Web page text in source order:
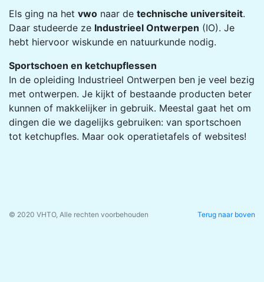
Els ging na het vwo naar de technische universiteit.
Daar studeerde ze Industrieel Ontwerpen (IO). Je
hebt hiervoor wiskunde en natuurkunde nodig.
Sportschoen en ketchupflessen
In de opleiding Industrieel Ontwerpen ben je veel bezig
met ontwerpen. Je kijkt of bestaande producten beter
kunnen of makkelijker in gebruik. Meestal gaat het om
dingen die we dagelijks gebruiken: van sportschoen
tot ketchupfles. Maar ook operatietafels of websites!
Terug naar boven
© 2020 VHTO, Alle rechten voorbehouden